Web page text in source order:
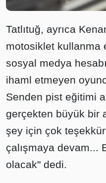
Tatlıtuğ, ayrıca
motosiklet kullanma
sosyal medya
ihaml etmeyen
Senden pist eğitimi
gerçekten büyük bir
şey için çok
çalışmaya devam...
olacak" dedi.